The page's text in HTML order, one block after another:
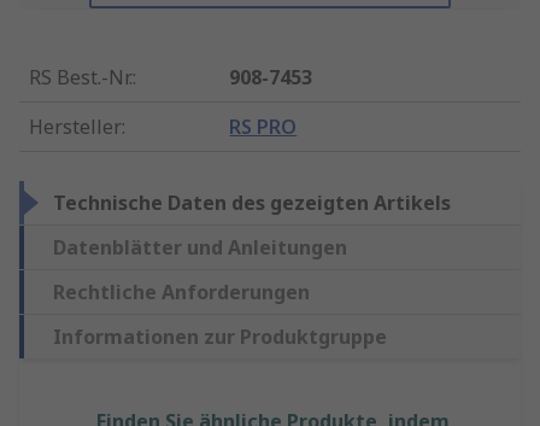
RS Best.-Nr.:
908-7453
Hersteller: RS PRO
Technische Daten des gezeigten Artikels
Datenblätter und Anleitungen
Rechtliche Anforderungen
Informationen zur Produktgruppe